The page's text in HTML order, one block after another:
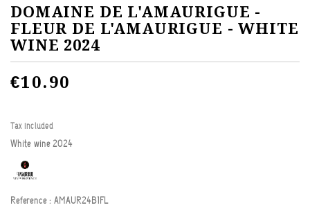
DOMAINE DE L'AMAURIGUE -
FLEUR DE L'AMAURIGUE - WHITE
WINE 2024
€10.90
Tax included
White wine 2024
Reference : AMAUR24B1FL